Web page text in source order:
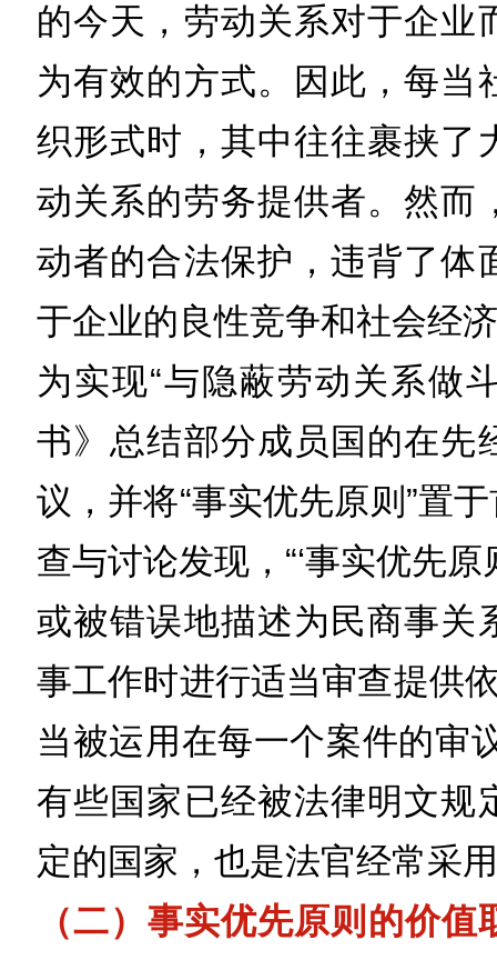
的今天，劳动关系对于企业
为有效的方式。因此，每当
织形式时，其中往往裹挟了
动关系的劳务提供者。然而
动者的合法保护，违背了体
于企业的良性竞争和社会经
为实现“与隐蔽劳动关系做
书》总结部分成员国的在先
议，并将“事实优先原则”置
查与讨论发现，“‘事实优先
或被错误地描述为民商事关
事工作时进行适当审查提供
当被运用在每一个案件的审
有些国家已经被法律明文规
定的国家，也是法官经常采
（二）事实优先原则的价